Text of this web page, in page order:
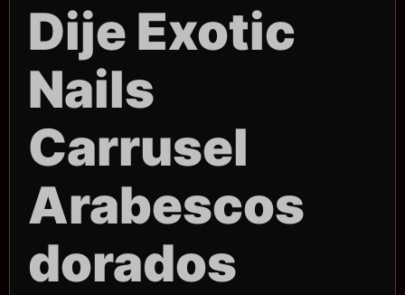
Dije Exotic
Nails
Carrusel
Arabescos
dorados